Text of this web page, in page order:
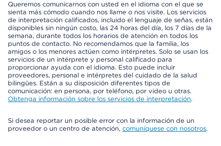
Queremos comunicarnos con usted en el idioma con el que se
sienta más cómodo cuando nos llame o nos visite. Los servicios
de interpretación calificados, incluido el lenguaje de señas, están
disponibles sin ningún costo, las 24 horas del día, los 7 días de la
semana, durante todos los horarios de atención en todos los
puntos de contacto. No recomendamos que la familia, los
amigos o los menores actúen como intérpretes. Solo se usan los
servicios de un intérprete y personal calificado para
proporcionar ayuda con el idioma. Esto puede incluir
proveedores, personal e intérpretes del cuidado de la salud
bilingües. Están a su disposición diferentes tipos de
comunicación: en persona, por teléfono, por video u otras.
Obtenga información sobre los servicios de interpretación.
Si desea reportar un posible error con la información de un
proveedor o un centro de atención, comuníquese con nosotros.